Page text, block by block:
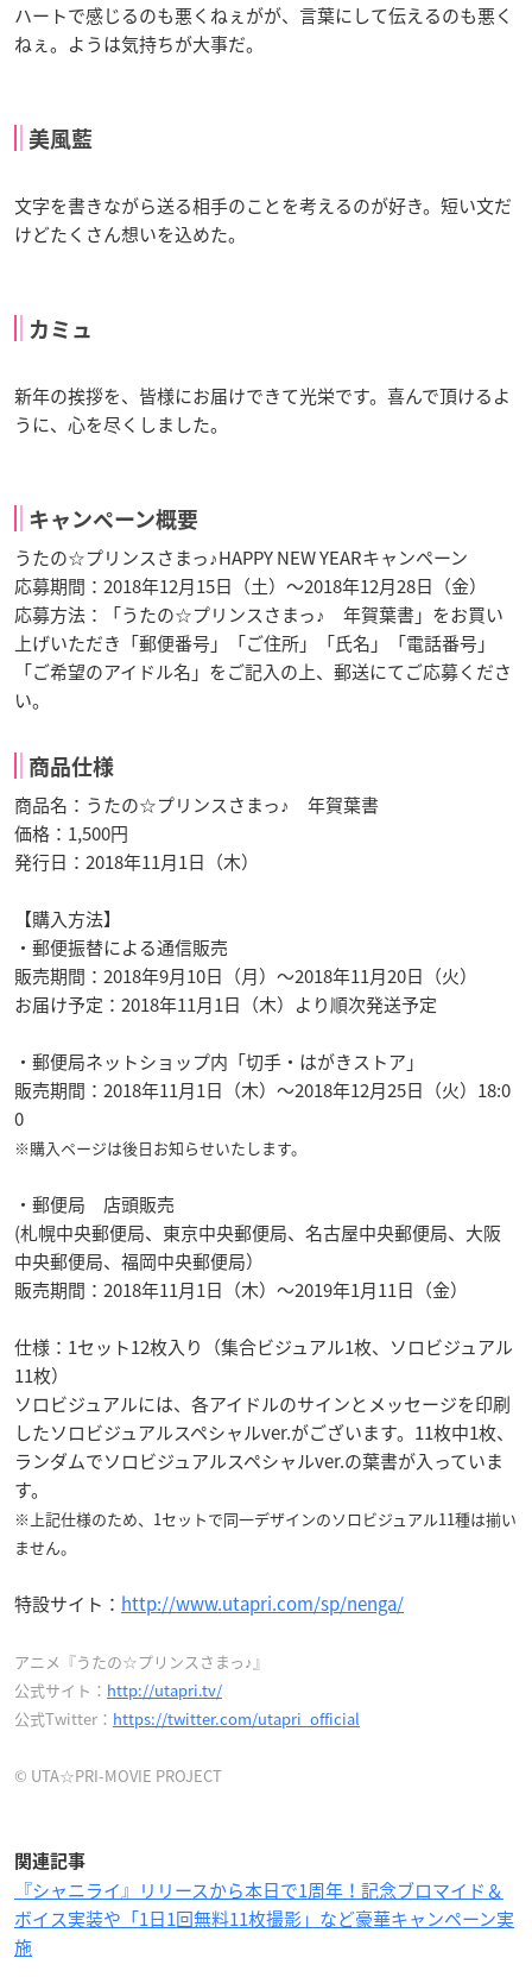
ハートで感じるのも悪くねぇがが、言葉にして伝えるのも悪く
ねぇ。ようは気持ちが大事だ。
美風藍
文字を書きながら送る相手のことを考えるのが好き。短い文だ
けどたくさん想いを込めた。
カミュ
新年の挨拶を、皆様にお届けできて光栄です。喜んで頂けるよ
うに、心を尽くしました。
キャンペーン概要
うたの☆プリンスさまっ♪HAPPY NEW YEARキャンペーン
応募期間：2018年12月15日（土）～2018年12月28日（金）
応募方法：「うたの☆プリンスさまっ♪ 年賀葉書」をお買い
上げいただき「郵便番号」「ご住所」「氏名」「電話番号」
「ご希望のアイドル名」をご記入の上、郵送にてご応募くださ
い。
商品仕様
商品名：うたの☆プリンスさまっ♪ 年賀葉書
価格：1,500円
発行日：2018年11月1日（木）
【購入方法】
・郵便振替による通信販売
販売期間：2018年9月10日（月）～2018年11月20日（火）
お届け予定：2018年11月1日（木）より順次発送予定
・郵便局ネットショップ内「切手・はがきストア」
販売期間：2018年11月1日（木）～2018年12月25日（火）18:0
0
※購入ページは後日お知らせいたします。
・郵便局 店頭販売
(札幌中央郵便局、東京中央郵便局、名古屋中央郵便局、大阪
中央郵便局、福岡中央郵便局）
販売期間：2018年11月1日（木）～2019年1月11日（金）
仕様：1セット12枚入り（集合ビジュアル1枚、ソロビジュアル
11枚）
ソロビジュアルには、各アイドルのサインとメッセージを印刷
したソロビジュアルスペシャルver.がございます。11枚中1枚、
ランダムでソロビジュアルスペシャルver.の葉書が入っていま
す。
※上記仕様のため、1セットで同一デザインのソロビジュアル11種は揃い
ません。
特設サイト： http://www.utapri.com/sp/nenga/
アニメ『うたの☆プリンスさまっ♪』
公式サイト： http://utapri.tv/
公式Twitter： https://twitter.com/utapri_official
© UTA☆PRI-MOVIE PROJECT
関連記事
『シャニライ』リリースから本日で1周年！記念ブロマイド＆
ボイス実装や「1日1回無料11枚撮影」など豪華キャンペーン実
施